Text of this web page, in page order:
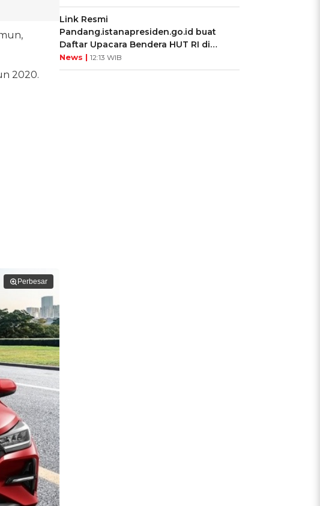
2020.
Perbesar
Link Resmi
Pandang.istanapresiden.go.id buat
Daftar Upacara Bendera HUT RI di
Istana Negara
News | 12:13 WIB